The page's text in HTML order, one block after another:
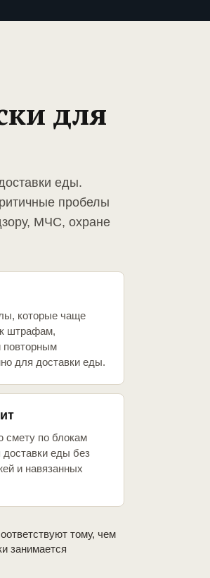
для
еды.
пробелы
МЧС, охране
которые чаще
к штрафам,
повторным
для доставки еды.
смету по блокам
доставки еды без
и навязанных
тому, чем
занимается